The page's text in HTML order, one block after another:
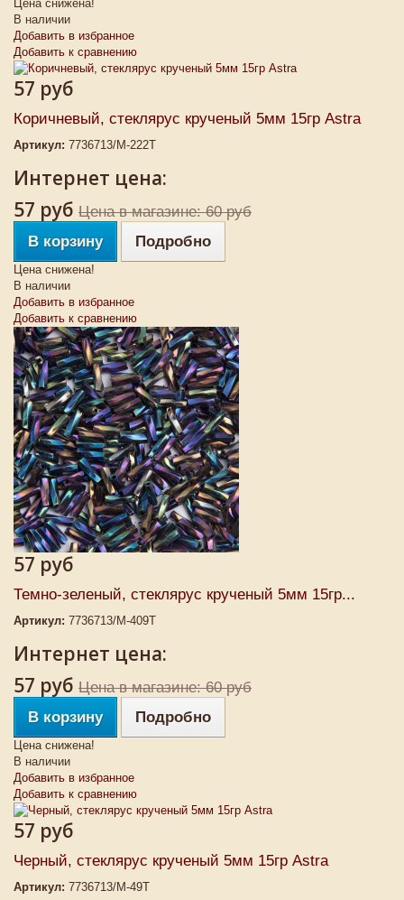
Цена снижена!
В наличии
Добавить в избранное
Добавить к сравнению
57 руб
Коричневый, стеклярус крученый 5мм 15гр Astra
Артикул: 7736713/М-222Т
Интернет цена:
57 руб Цена в магазине: 60 руб
В корзину
Подробно
Цена снижена!
В наличии
Добавить в избранное
Добавить к сравнению
57 руб
Темно-зеленый, стеклярус крученый 5мм 15гр...
Артикул: 7736713/М-409Т
Интернет цена:
57 руб Цена в магазине: 60 руб
В корзину
Подробно
Цена снижена!
В наличии
Добавить в избранное
Добавить к сравнению
57 руб
Черный, стеклярус крученый 5мм 15гр Astra
Артикул: 7736713/М-49Т